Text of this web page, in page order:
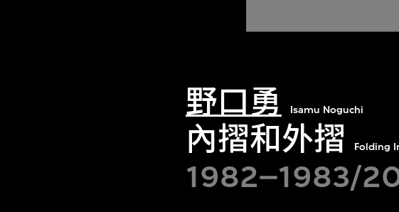
野口勇 Isamu Noguchi
內摺和外摺 Folding
1982–1983/